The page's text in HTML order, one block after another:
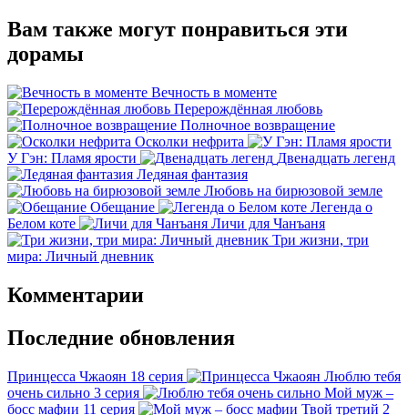
Вам также могут понравиться эти
дорамы
Вечность в моменте
Перерождённая любовь
Полночное возвращение
Осколки нефрита
У Гэн: Пламя ярости
Двенадцать легенд
Ледяная фантазия
Любовь на бирюзовой земле
Обещание
Легенда о
Белом коте
Личи для Чанъаня
Три жизни, три
мира: Личный дневник
Комментарии
Последние обновления
Принцесса Чжаоян 18 серия
Люблю тебя
очень сильно 3 серия
Мой муж –
босс мафии 11 серия Твой третий 2